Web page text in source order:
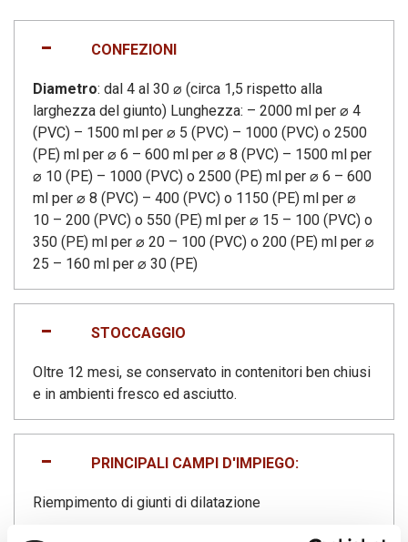
CONFEZIONI
Diametro: dal 4 al 30 ⌀ (circa 1,5 rispetto alla
larghezza del giunto) Lunghezza: – 2000 ml per ⌀ 4
(PVC) – 1500 ml per ⌀ 5 (PVC) – 1000 (PVC) o 2500
(PE) ml per ⌀ 6 – 600 ml per ⌀ 8 (PVC) – 1500 ml per
⌀ 10 (PE) – 1000 (PVC) o 2500 (PE) ml per ⌀ 6 – 600
ml per ⌀ 8 (PVC) – 400 (PVC) o 1150 (PE) ml per ⌀
10 – 200 (PVC) o 550 (PE) ml per ⌀ 15 – 100 (PVC) o
350 (PE) ml per ⌀ 20 – 100 (PVC) o 200 (PE) ml per ⌀
25 – 160 ml per ⌀ 30 (PE)
STOCCAGGIO
Oltre 12 mesi, se conservato in contenitori ben chiusi
e in ambienti fresco ed asciutto.
PRINCIPALI CAMPI D'IMPIEGO:
Riempimento di giunti di dilatazione